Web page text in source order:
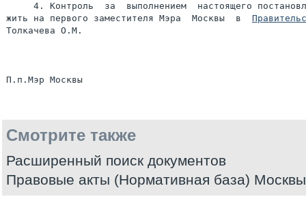
4. Контроль  за  выполнением  настоящего
жить на первого заместителя Мэра  Москвы  в
Толкачева О.М.
Смотрите также
Расширенный поиск документов
Правовые акты (Нормативная база) Москвы